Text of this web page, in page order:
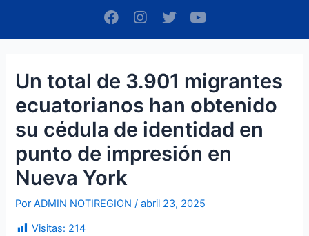
F
a
c
o
k
I
n
s
g
a
m
T
w
i
e
Y
o
u
b
e
Un total de 3.901 migrantes
ecuatorianos han obtenido
su cédula de identidad en
punto de impresión en
Nueva York
PorADMIN NOTIREGION/abril 23, 2025
Visitas: 214